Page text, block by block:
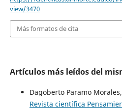
view/3470
Más formatos de cita
Artículos más leídos del
Dagoberto Paramo Morales,
Revista científica